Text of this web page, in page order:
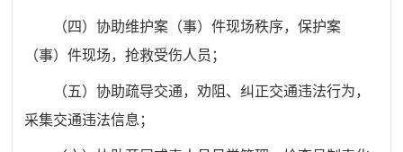
（四）协助维护案（事）件现场秩序，保护案
（事）件现场，抢救受伤人员；
（五）协助疏导交通，劝阻、纠正交通违法行为，
采集交通违法信息；